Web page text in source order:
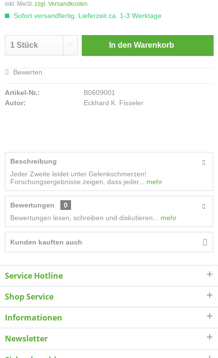
inkl. MwSt. zzgl. Versandkosten
Sofort versandfertig, Lieferzeit ca. 1-3 Werktage
In den Warenkorb
Bewerten
Artikel-Nr.:
B0609001
Autor:
Eckhard K. Fisseler
Beschreibung
Jeder Zweite leidet unter Gelenkschmerzen!
Forschungsergebnisse zeigen, dass jeder...
mehr
Bewertungen
0
Bewertungen lesen, schreiben und diskutieren...
mehr
Kunden kauften auch
Service Hotline
Shop Service
Informationen
Newsletter